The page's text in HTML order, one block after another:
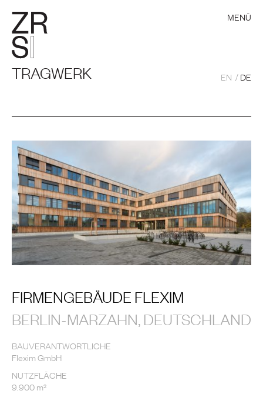
TRAGWERK
MENÜ
EN DE
FIRMENGEBÄUDE FLEXIM
BERLIN-MARZAHN, DEUTSCHLAND
BAUVERANTWORTLICHE
Flexim GmbH
NUTZFLÄCHE
9.900 m²